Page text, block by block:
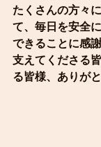
たくさんの方々
て、毎日を安全
できることに感謝
支えてくださる
る皆様、ありが